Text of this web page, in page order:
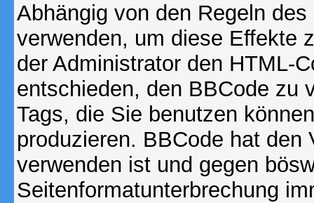
Abhängig von den Regeln
verwenden, um diese Effekte
der Administrator den HTML-
entschieden, den BBCode zu
Tags, die Sie benutzen
produzieren. BBCode hat
verwenden ist und gegen
Seitenformatunterbrechung